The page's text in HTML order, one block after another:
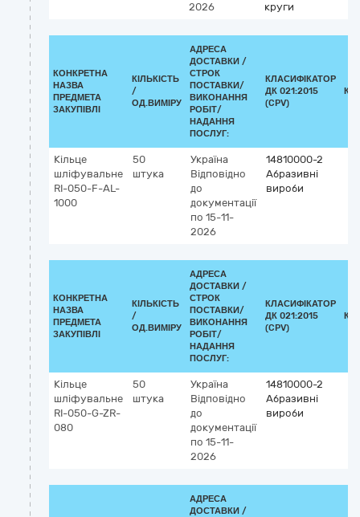
2026
круги
КОНКРЕТНА
НАЗВА
ПРЕДМЕТА
ЗАКУПІВЛІ
КІЛЬКІСТЬ
/
ОД.ВИМІРУ
АДРЕСА
ДОСТАВКИ /
СТРОК
ПОСТАВКИ/
ВИКОНАННЯ
РОБІТ/
НАДАННЯ
ПОСЛУГ:
КЛАСИФІКАТОР
ДК 021:2015
(CPV)
Кільце
шліфувальне
RI-050-F-AL-
1000
50
штука
Україна
Відповідно
до
документації
по 15-11-
2026
14810000-2
Абразивні
вироби
КОНКРЕТНА
НАЗВА
ПРЕДМЕТА
ЗАКУПІВЛІ
КІЛЬКІСТЬ
/
ОД.ВИМІРУ
АДРЕСА
ДОСТАВКИ /
СТРОК
ПОСТАВКИ/
ВИКОНАННЯ
РОБІТ/
НАДАННЯ
ПОСЛУГ:
КЛАСИФІКАТОР
ДК 021:2015
(CPV)
Кільце
шліфувальне
RI-050-G-ZR-
080
50
штука
Україна
Відповідно
до
документації
по 15-11-
2026
14810000-2
Абразивні
вироби
АДРЕСА
ДОСТАВКИ /